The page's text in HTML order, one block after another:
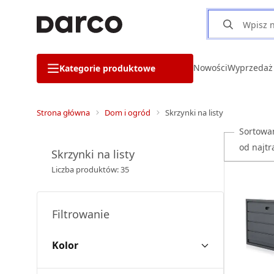
Kategorie produktowe NowościWyprzedaż
Strona główna Dom i ogród Skrzynki na listy
Skrzynki na listy
Liczba produktów: 35
Filtrowanie
Kolor